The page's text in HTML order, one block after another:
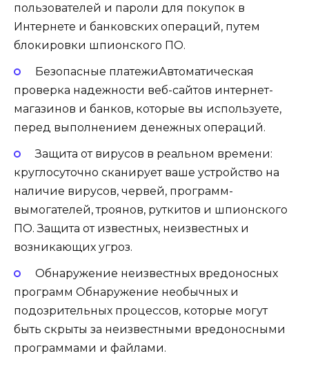
пользователей и пароли для покупок в
Интернете и банковских операций, путем
блокировки шпионского ПО.
Безопасные платежиАвтоматическая
проверка надежности веб-сайтов интернет-
магазинов и банков, которые вы используете,
перед выполнением денежных операций.
Защита от вирусов в реальном времени:
круглосуточно сканирует ваше устройство на
наличие вирусов, червей, программ-
вымогателей, троянов, руткитов и шпионского
ПО. Защита от известных, неизвестных и
возникающих угроз.
Обнаружение неизвестных вредоносных
программ Обнаружение необычных и
подозрительных процессов, которые могут
быть скрыты за неизвестными вредоносными
программами и файлами.